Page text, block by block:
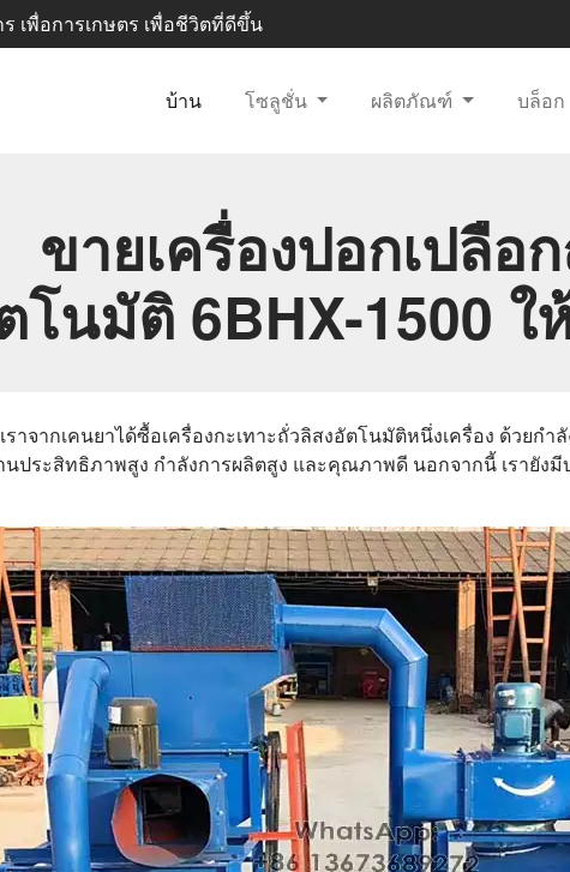
ร เพื่อการเกษตร เพื่อชีวิตที่ดีขึ้น
บ้าน โซลูชั่น ผลิตภัณฑ์ บล็อก
ขายเครื่องปอกเปลือ
โนมัติ 6BHX-1500 ใ
าจากเคนยาได้ซื้อเครื่องกะเทาะถั่วลิสงอัตโนมัติหนึ่งเครื่อง ด้วยก
นประสิทธิภาพสูง กำลังการผลิตสูง และคุณภาพดี นอกจากนี้ เรายัง